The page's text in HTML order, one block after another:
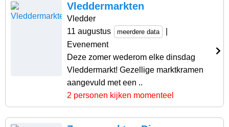
Vleddermarkten
Vledder
11 augustus
meerdere data
Evenement
Deze zomer wederom elke dinsdag
Vleddermarkt! Gezellige marktkramen
aangevuld met een ..
2 personen kijken momenteel